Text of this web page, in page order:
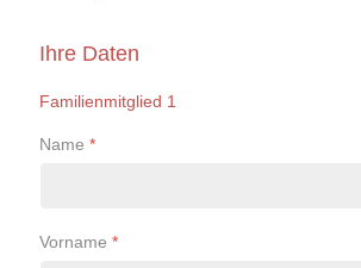
Ihre Daten
Familienmitglied 1
Name *
Vorname *